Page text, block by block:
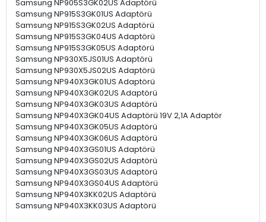
Samsung NP905S3GK02US Adaptörü
Samsung NP915S3GK01US Adaptörü
Samsung NP915S3GK02US Adaptörü
Samsung NP915S3GK04US Adaptörü
Samsung NP915S3GK05US Adaptörü
Samsung NP930X5JS01US Adaptörü
Samsung NP930X5JS02US Adaptörü
Samsung NP940X3GK01US Adaptörü
Samsung NP940X3GK02US Adaptörü
Samsung NP940X3GK03US Adaptörü
Samsung NP940X3GK04US Adaptörü 19V 2,1A Adaptör
Samsung NP940X3GK05US Adaptörü
Samsung NP940X3GK06US Adaptörü
Samsung NP940X3GS01US Adaptörü
Samsung NP940X3GS02US Adaptörü
Samsung NP940X3GS03US Adaptörü
Samsung NP940X3GS04US Adaptörü
Samsung NP940X3KK02US Adaptörü
Samsung NP940X3KK03US Adaptörü